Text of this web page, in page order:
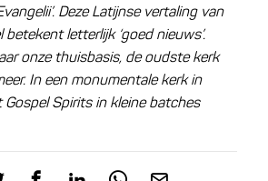
Deze Latijnse vertaling van
letterlijk ‘goed nieuws’.
onze thuisbasis, de oudste kerk
In een monumentale kerk in
Spirits in kleine batches